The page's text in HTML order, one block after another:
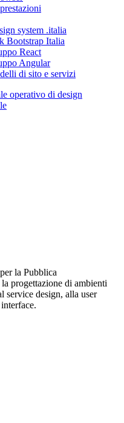
system .italia
Bootstrap Italia
React
Angular
di sito e servizi
operativo di design
la Pubblica
progettazione di ambienti
service design, alla user